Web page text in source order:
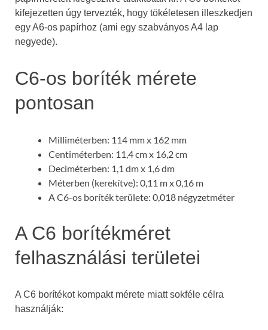
kifejezetten úgy tervezték, hogy tökéletesen illeszkedjen
egy A6-os papírhoz (ami egy szabványos A4 lap
negyede).
C6-os boríték mérete
pontosan
Milliméterben: 114 mm x 162 mm
Centiméterben: 11,4 cm x 16,2 cm
Deciméterben: 1,1 dm x 1,6 dm
Méterben (kerekítve): 0,11 m x 0,16 m
A C6-os boríték területe: 0,018 négyzetméter
A C6 borítékméret
felhasználási területei
A C6 borítékot kompakt mérete miatt sokféle célra
használják: